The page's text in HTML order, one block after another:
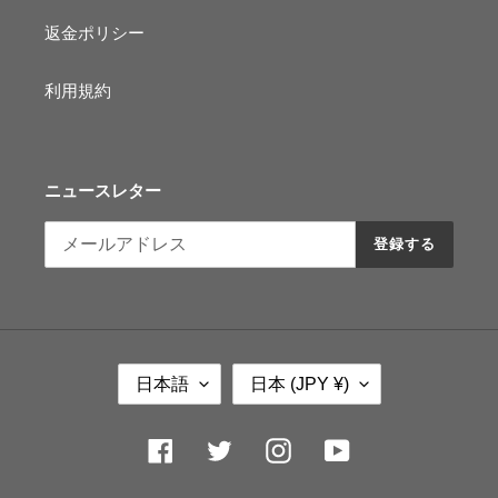
返金ポリシー
利用規約
ニュースレター
登録する
言
語
日本語
国
域
日本 (JPY ¥)
Facebook Twitter InstagramYouTube